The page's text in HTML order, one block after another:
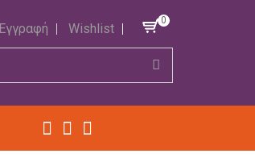
Wishlist
0